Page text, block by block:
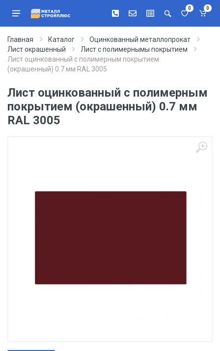
0 0
Главная Каталог
Оцинкованный металлопрокат
Лист окрашенный
Лист с полимернымы покрытием
Лист оцинкованный с полимерным покрытием
(окрашенный) 0.7 мм RAL 3005
Лист оцинкованный с полимерным
покрытием (окрашенный) 0.7 мм
RAL 3005